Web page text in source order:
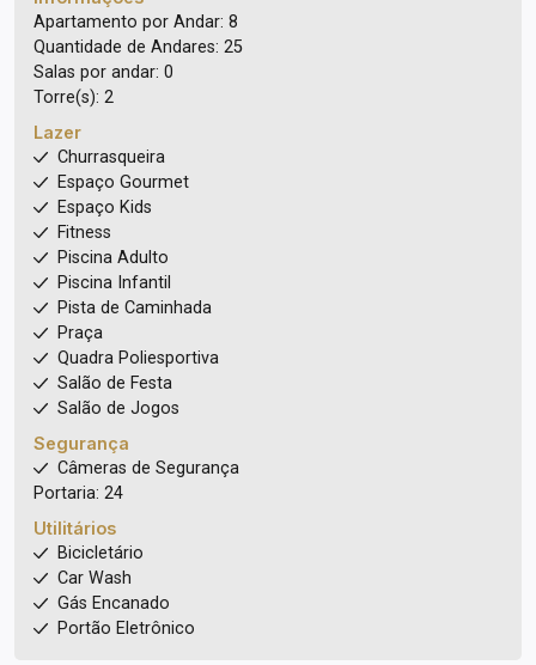
Apartamento por Andar: 8
Quantidade de Andares: 25
Salas por andar: 0
Torre(s): 2
Lazer
Churrasqueira
Espaço Gourmet
Espaço Kids
Fitness
Piscina Adulto
Piscina Infantil
Pista de Caminhada
Praça
Quadra Poliesportiva
Salão de Festa
Salão de Jogos
Segurança
Câmeras de Segurança
Portaria: 24
Utilitários
Bicicletário
Car Wash
Gás Encanado
Portão Eletrônico